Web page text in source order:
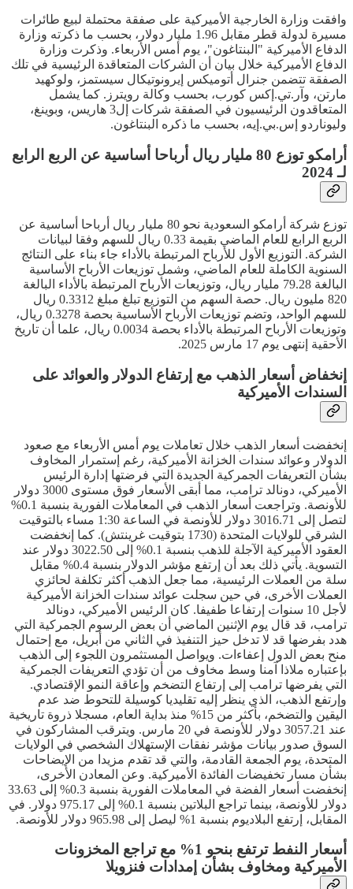
وافقت وزارة الخارجية الأميركية على صفقة محتملة لبيع طائرات
مسيرة لدولة قطر مقابل 1.96 مليار دولار، بحسب ما ذكرته وزارة
الدفاع الأميركية "البنتاغون"، يوم أمس الأربعاء. وذكرت وزارة
الدفاع الأميركية خلال بيان أن الشركات المتعاقدة الرئيسية في تلك
الصفقة تتضمن جنرال أتوميكس إيرونوتيكال سيستمز، ولوكهيد
مارتن، وآر.تي.إكس كورب، بحسب وكالة رويترز. كما يشمل
المتعاقدون الرئيسيون في الصفقة شركات إل3 هاريس، وبوينغ،
وليوناردو إس.بي.إيه، بحسب ما ذكره البنتاغون.
أرامكو توزع 80 مليار ريال أرباحا أساسية عن الربع الرابع
لـ 2024
توزع شركة أرامكو السعودية نحو 80 مليار ريال أرباحا أساسية عن
الربع الرابع للعام الماضي بقيمة 0.33 ريال للسهم وفقا لبيانات
الشركة. التوزيع الأول للأرباح المرتبطة بالأداء جاء بناء على النتائج
السنوية الكاملة للعام الماضي، وشمل توزيعات الأرباح الأساسية
البالغة 79.28 مليار ريال، وتوزيعات الأرباح المرتبطة بالأداء البالغة
820 مليون ريال. حصة السهم من التوزيع تبلغ مبلغ 0.3312 ريال
للسهم الواحد، وتضم توزيعات الأرباح الأساسية بحصة 0.3278 ريال،
وتوزيعات الأرباح المرتبطة بالأداء بحصة 0.0034 ريال، علما أن تاريخ
الأحقية إنتهى يوم 17 مارس 2025.
إنخفاض أسعار الذهب مع إرتفاع الدولار والعوائد على
السندات الأميركية
إنخفضت أسعار الذهب خلال تعاملات يوم أمس الأربعاء مع صعود
الدولار وعوائد سندات الخزانة الأميركية، رغم إستمرار المخاوف
بشأن التعريفات الجمركية الجديدة التي فرضتها إدارة الرئيس
الأميركي، دونالد ترامب، مما أبقى الأسعار فوق مستوى 3000 دولار
للأونصة. وتراجعت أسعار الذهب في المعاملات الفورية بنسبة 0.1%
لتصل إلى 3016.71 دولار للأونصة في الساعة 1:30 مساء بالتوقيت
الشرقي للولايات المتحدة (1730 بتوقيت غرينتش). كما إنخفضت
العقود الأميركية الآجلة للذهب بنسبة 0.1% إلى 3022.50 دولار عند
التسوية. يأتي ذلك بعد أن إرتفع مؤشر الدولار بنسبة 0.4% مقابل
سلة من العملات الرئيسية، مما جعل الذهب أكثر تكلفة لحائزي
العملات الأخرى، في حين سجلت عوائد سندات الخزانة الأميركية
لأجل 10 سنوات إرتفاعا طفيفا. كان الرئيس الأميركي، دونالد
ترامب، قد قال يوم الإثنين الماضي أن بعض الرسوم الجمركية التي
هدد بفرضها قد لا تدخل حيز التنفيذ في الثاني من أبريل، مع إحتمال
منح بعض الدول إعفاءات. ويواصل المستثمرون اللجوء إلى الذهب
بإعتباره ملاذا آمنا وسط مخاوف من أن تؤدي التعريفات الجمركية
التي يفرضها ترامب إلى إرتفاع التضخم وإعاقة النمو الإقتصادي.
وإرتفع الذهب، الذي ينظر إليه تقليديا كوسيلة للتحوط ضد عدم
اليقين والتضخم، بأكثر من 15% منذ بداية العام، مسجلا ذروة تاريخية
عند 3057.21 دولار للأونصة في 20 مارس. ويترقب المشاركون في
السوق صدور بيانات مؤشر نفقات الإستهلاك الشخصي في الولايات
المتحدة، يوم الجمعة القادمة، والتي قد تقدم مزيدا من الإيضاحات
بشأن مسار تخفيضات الفائدة الأميركية. وعن المعادن الأخرى،
إنخفضت أسعار الفضة في المعاملات الفورية بنسبة 0.3% إلى 33.63
دولار للأونصة، بينما تراجع البلاتين بنسبة 0.1% إلى 975.17 دولار. في
المقابل، إرتفع البلاديوم بنسبة 1% ليصل إلى 965.98 دولار للأونصة.
أسعار النفط ترتفع بنحو 1% مع تراجع المخزونات
الأميركية ومخاوف بشأن إمدادات فنزويلا